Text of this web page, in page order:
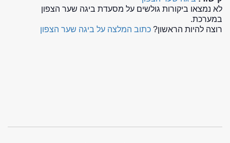
לא נמצאו ביקורות גולשים על מסעדת ביגה שער הצפון
במערכת.
רוצה להיות הראשון? כתוב המלצה על ביגה שער הצפון